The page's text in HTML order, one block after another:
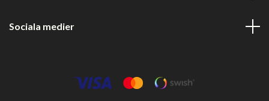
Sociala medier